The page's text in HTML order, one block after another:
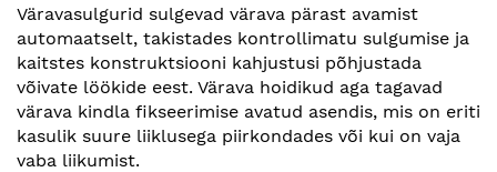
Väravasulgurid sulgevad värava pärast avamist
automaatselt, takistades kontrollimatu sulgumise ja
kaitstes konstruktsiooni kahjustusi põhjustada
võivate löökide eest. Värava hoidikud aga tagavad
värava kindla fikseerimise avatud asendis, mis on eriti
kasulik suure liiklusega piirkondades või kui on vaja
vaba liikumist.